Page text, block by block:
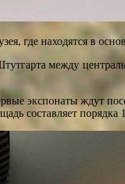
где находятся в
между
экспонаты ждут
составляет